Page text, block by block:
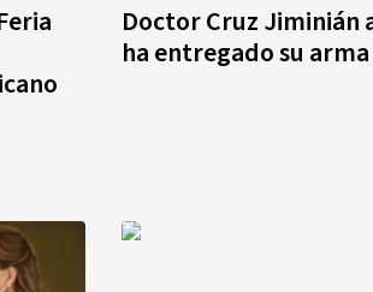
Doctor Cruz Jiminián
ha entregado su